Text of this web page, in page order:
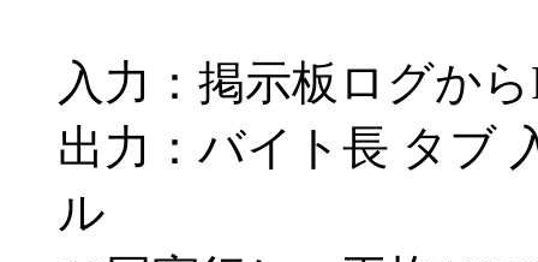
入力：掲示板ログから
出力：バイト長 タブ
ル